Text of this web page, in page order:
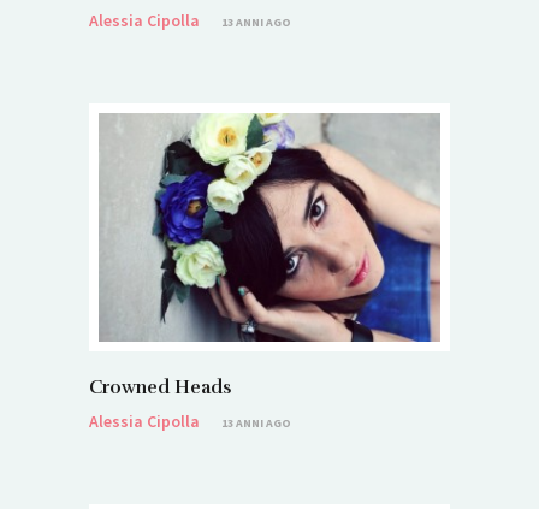
Alessia Cipolla
13 ANNI AGO
Crowned Heads
Alessia Cipolla
13 ANNI AGO